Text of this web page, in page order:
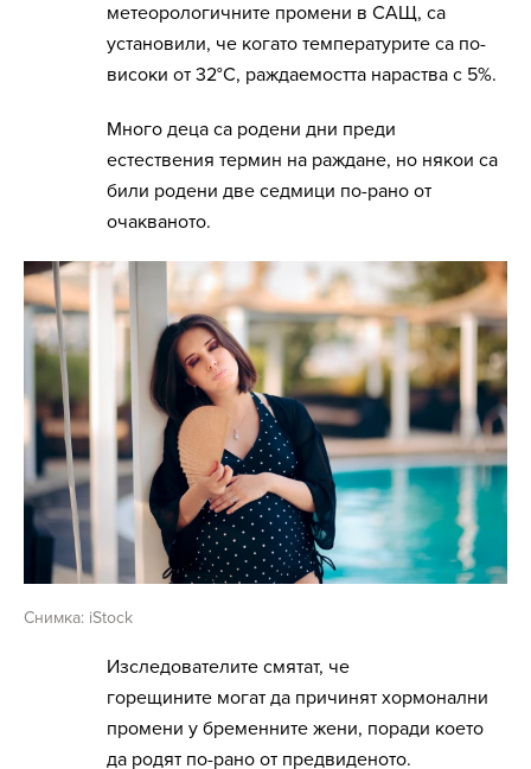
метеорологичните промени в САЩ, са
установили, че когато температурите са по-
високи от 32°C, раждаемостта нараства с 5%.
Много деца са родени дни преди
естествения термин на раждане, но някои са
били родени две седмици по-рано от
очакваното.
Снимка: iStock
Изследователите смятат, че
горещините могат да причинят хормонални
промени у бременните жени, поради което
да родят по-рано от предвиденото.